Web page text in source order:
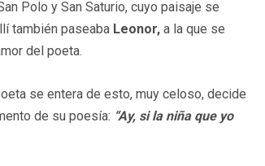
Polo y San Saturio, cuyo paisaje se
también paseaba Leonor, a la que se
del poeta.
se entera de esto, muy celoso, decide
de su poesía: “Ay, si la niña que yo